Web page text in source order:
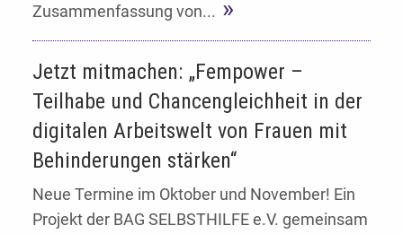
Zusammenfassung von...
Jetzt mitmachen: „Fempower –
Teilhabe und Chancengleichheit in der
digitalen Arbeitswelt von Frauen mit
Behinderungen stärken“
Neue Termine im Oktober und November! Ein
Projekt der BAG SELBSTHILFE e.V. gemeinsam